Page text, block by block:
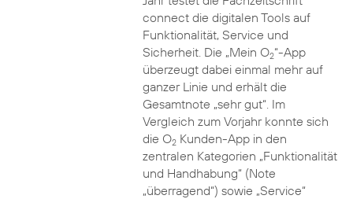
connect die digitalen Tools auf
Funktionalität, Service und
Sicherheit. Die „Mein O2“-App
überzeugt dabei einmal mehr auf
ganzer Linie und erhält die
Gesamtnote „sehr gut“. Im
Vergleich zum Vorjahr konnte sich
die O2Kunden-App in den
zentralen Kategorien „Funktionalität
und Handhabung“ (Note
„überragend“) sowie „Service“